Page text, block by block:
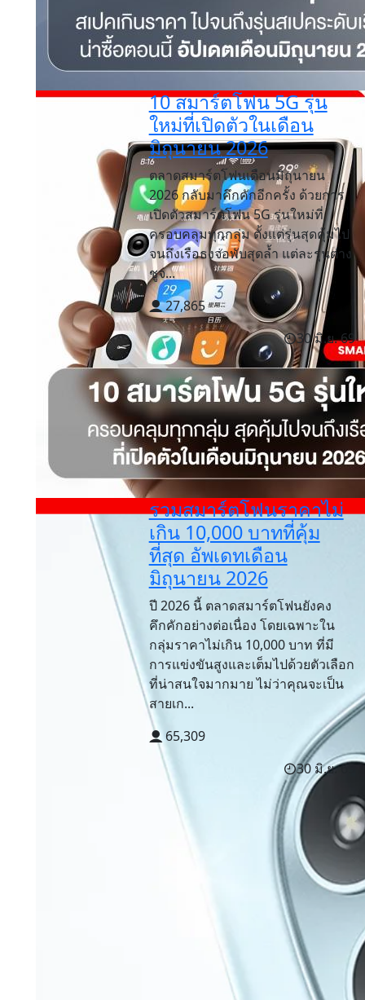
10 สมาร์ตโฟน 5G รุ่น
ใหม่ที่เปิดตัวในเดือน
มิถุนายน 2026
ตลาดสมาร์ตโฟนเดือนมิถุนายน
2026 กลับมาคึกคักอีกครั้ง ด้วยการ
เปิดตัวสมาร์ตโฟน 5G รุ่นใหม่ที่
ครอบคลุมทุกกลุ่ม ตั้งแต่รุ่นสุดคุ้มไป
จนถึงเรือธงจอพับสุดล้ำ แต่ละรุ่นต่าง
ชูจ...
27,865
30 มิ.ย. 69
รวมสมาร์ตโฟนราคาไม่
เกิน 10,000 บาทที่คุ้ม
ที่สุด อัพเดทเดือน
มิถุนายน 2026
ปี 2026 นี้ ตลาดสมาร์ตโฟนยังคง
คึกคักอย่างต่อเนื่อง โดยเฉพาะใน
กลุ่มราคาไม่เกิน 10,000 บาท ที่มี
การแข่งขันสูงและเต็มไปด้วยตัวเลือก
ที่น่าสนใจมากมาย ไม่ว่าคุณจะเป็น
สายเก...
65,309
30 มิ.ย. 69